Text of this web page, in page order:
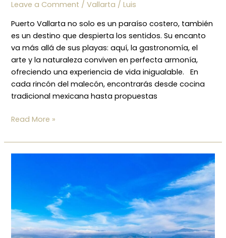
Leave a Comment /Vallarta /Luis
Puerto Vallarta no solo es un paraíso costero, también
es un destino que despierta los sentidos. Su encanto
va más allá de sus playas: aquí, la gastronomía, el
arte y la naturaleza conviven en perfecta armonía,
ofreciendo una experiencia de vida inigualable. En
cada rincón del malecón, encontrarás desde cocina
tradicional mexicana hasta propuestas
Read More »
Marina
Vallarta:
lujo,